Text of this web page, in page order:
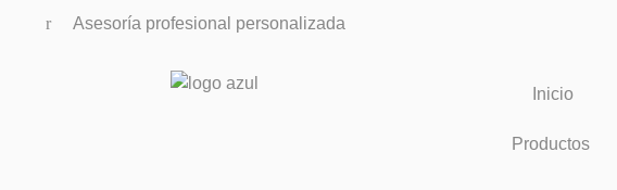
Asesoría profesional personalizada
Inicio
Productos